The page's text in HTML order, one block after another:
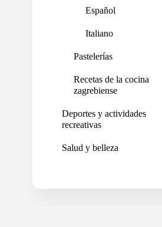
Español
Italiano
Pastelerías
Recetas de la cocina
zagrebiense
Deportes y actividades
recreativas
Salud y belleza